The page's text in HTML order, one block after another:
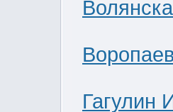
Гагулин